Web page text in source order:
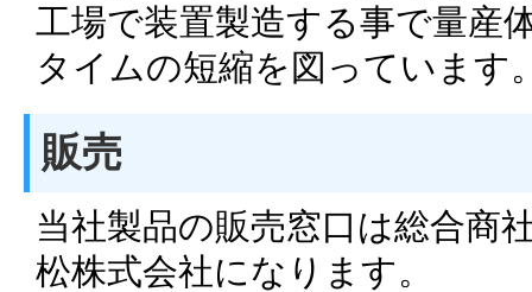
工場で装置製造する事で量産
タイムの短縮を図っています
販売
当社製品の販売窓口は総合商
松株式会社になります。